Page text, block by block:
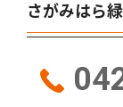
さがみはら